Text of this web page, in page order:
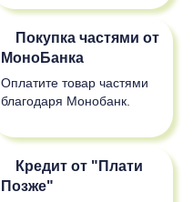
Покупка частями от
МоноБанка
Оплатите товар частями
благодаря Монобанк.
Кредит от "Плати
Позже"